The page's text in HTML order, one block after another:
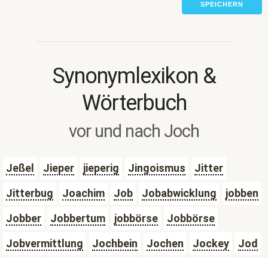
SPEICHERN
Synonymlexikon &
Wörterbuch
vor und nach Joch
Jeßel Jieper jieperig Jingoismus
Jitter
Jitterbug
Joachim Job Jobabwicklung
jobben
Jobber
Jobbertum jobbörse
Jobbörse
Jobvermittlung
Jochbein Jochen Jockey
Jod